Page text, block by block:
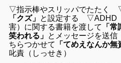
▽指示棒やスリッパでたたく
「クズ」 と設定する ▽ADHD
害）に関する書籍を渡して
「
笑われる」 とメッセージを送信
ちらつかせて
「てめえなんか無
叱責（しっせき）